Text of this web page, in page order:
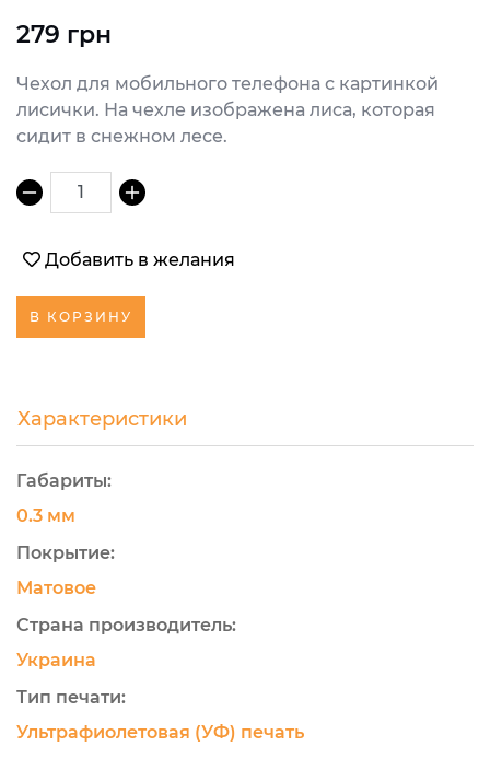
279 грн
Чехол для мобильного телефона с картинкой
лисички. На чехле изображена лиса, которая
сидит в снежном лесе.
1
Добавить в желания
В КОРЗИНУ
Характеристики
Габариты:
0.3 мм
Покрытие:
Матовое
Страна производитель:
Украина
Тип печати:
Ультрафиолетовая (УФ) печать